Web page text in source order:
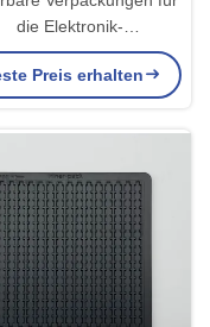
die Elektronik-
Preis erhalten